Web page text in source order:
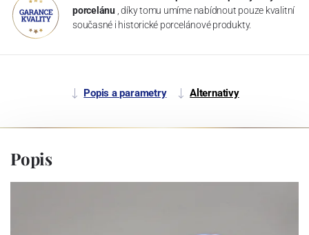
porcelánu , díky tomu umíme nabídnout pouze kvalitní
současné i historické porcelánové produkty.
Popis a parametry Alternativy
Popis